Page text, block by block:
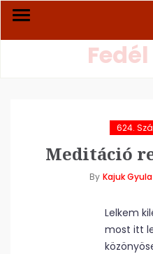
624.
Meditáció
By Kajuk Gyula
Lelkem
most itt